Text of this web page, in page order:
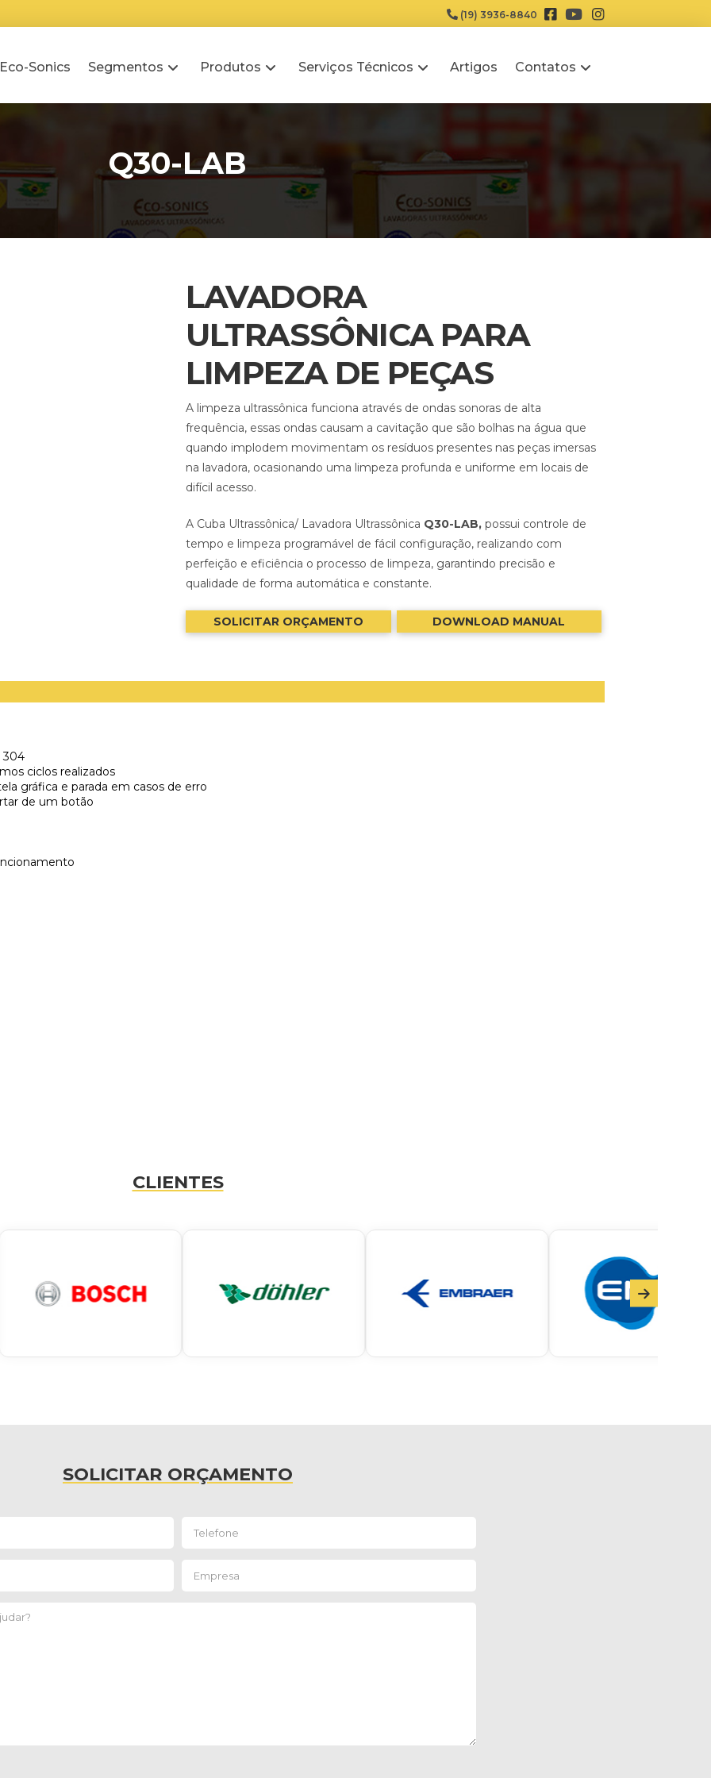
(19) 3936-8840
Sonics Segmentos Produtos Serviços Técnicos Artigos Contatos
Q30-LAB
LAVADORA
ULTRASSÔNICA PARA
LIMPEZA DE PEÇAS
A limpeza ultrassônica funciona através de ondas sonoras de alta
frequência, essas ondas causam a cavitação que são bolhas na água que
quando implodem movimentam os resíduos presentes nas peças imersas
na lavadora, ocasionando uma limpeza profunda e uniforme em locais de
difícil acesso.
A Cuba Ultrassônica/ Lavadora Ultrassônica Q30-LAB, possui controle de
tempo e limpeza programável de fácil configuração, realizando com
perfeição e eficiência o processo de limpeza, garantindo precisão e
qualidade de forma automática e constante.
SOLICITAR ORÇAMENTO DOWNLOAD MANUAL
304
ciclos realizados
gráfica e parada em casos de erro
de um botão
CLIENTES
SOLICITAR ORÇAMENTO